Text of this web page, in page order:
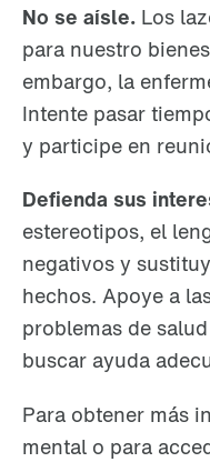
No se aísle. Los
para nuestro
embargo, la
Intente pasar
y participe en
Defienda sus
estereotipos, el
negativos y
hechos. Apoye a
problemas de
buscar ayuda
Para obtener más
mental o para